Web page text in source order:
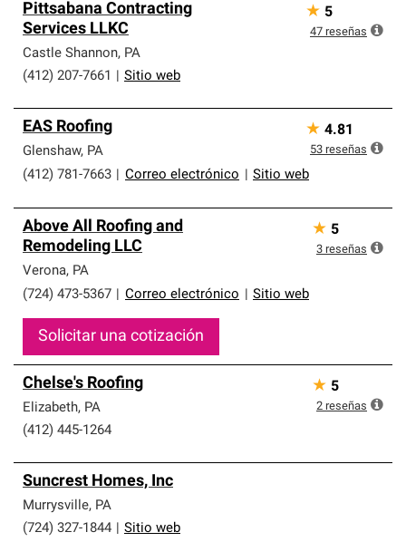
Pittsabana Contracting
Services LLKC
Castle Shannon, PA
(412) 207-7661
Sitio web
★ 5
47 reseñas
EAS Roofing
Glenshaw, PA
(412) 781-7663
Correo electrónico Sitio web
★ 4.81
53 reseñas
Above All Roofing and
Remodeling LLC
Verona, PA
(724) 473-5367
Correo electrónico Sitio web
Solicitar una cotización
★ 5
3 reseñas
Chelse's Roofing
Elizabeth, PA
(412) 445-1264
★ 5
2 reseñas
Suncrest Homes, Inc
Murrysville, PA
(724) 327-1844
Sitio web